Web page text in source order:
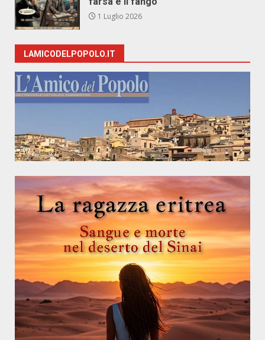
1 Luglio 2026
LAMICODELPOPOLO.IT